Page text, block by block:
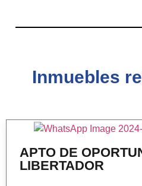
Inmuebles
APTO DE
LIBERTADOR